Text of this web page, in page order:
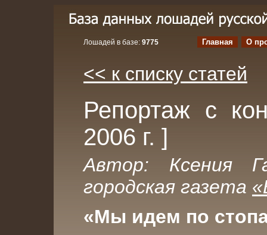
Лошадей в базе: 9775 Главная О
<< к списку статей
Репортаж с
2006 г. ]
Автор: Ксения
городская газета
«Мы идем по